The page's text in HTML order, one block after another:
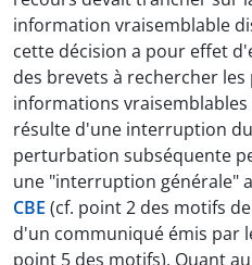
information vraisemblable
cette décision a pour effet
des brevets à rechercher les
informations
résulte d'une interruption
perturbation subséquente
une "interruption générale"
CBE (cf. point 2 des motifs
d'un communiqué émis par
point 5 des motifs). Quant